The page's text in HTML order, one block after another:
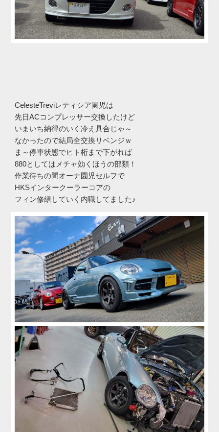
CelesteTreviレティシア園児は
先日ACコンプレッサー交換したけど
いまいち納得のいく冷え具合じゃ～
なかったので結局全交換リベンジｗ
ま～停車状態でヒト桁まで下がれば
880としてはメチャ効くほうの部類！
作業待ちの間オーナ園児セルフで
HKSインタークーラーコアの
フィン修繕していく内職してました♪